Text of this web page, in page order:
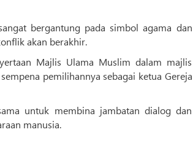
bergantung pada simbol agama dan
akan berakhir.
Majlis Ulama Muslim dalam majlis
pemilihannya sebagai ketua Gereja
untuk membina jambatan dialog dan
manusia.